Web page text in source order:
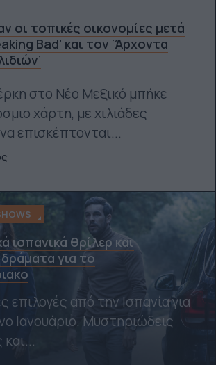
οι τοπικές οικονομίες μετά
Bad’ και τον ‘Άρχοντα
στο Νέο Μεξικό μπήκε
χάρτη, με χιλιάδες
επισκέπτονται...
ισπανικά θρίλερ και
για το
επιλογές από την Ισπανία για
Ιανουάριο. Μυστηριώδεις
και...